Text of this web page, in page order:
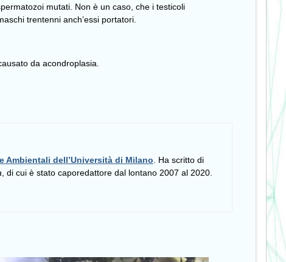
mutati. Non è un caso, che i testicoli
trentenni anch’essi portatori.
da acondroplasia.
Ambientali dell’Università di Milano . Ha scritto di
, di cui è stato caporedattore dal lontano 2007 al 2020.